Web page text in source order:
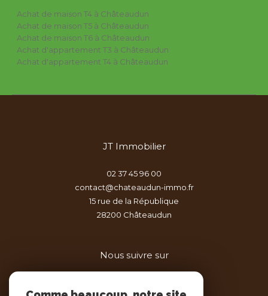
Achat de maison T4 à Châteaudun
Achat de maison T5 à Châteaudun
Achat de maison T6 à Châteaudun
Achat d'appartement T3 à Châteaudun
Achat d'appartement T4 à Châteaudun
JT Immobilier
02 37 45 96 00
contact@chateaudun-immo.fr
15 rue de la République
28200
châteaudun
Nous suivre sur